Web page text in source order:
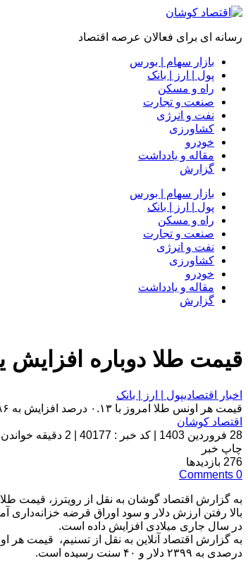
رسانه ای برای فعالان عرصه اقتصاد
بازار سهام | بورس
پول | ارز | بانک
راه و مسکن
صنعت و تجارت
نفت و انرژی
کشاورزی
خودرو
مقاله و یادداشت
گزارش
بازار سهام | بورس
پول | ارز | بانک
راه و مسکن
صنعت و تجارت
نفت و انرژی
کشاورزی
خودرو
مقاله و یادداشت
گزارش
قیمت طلا دوباره افزایش
اخبار اقتصادیپول | ارز | بانک
قیمت هر اونس طلا امروز با ۰.۱۳ درصد افزایش به ۲۳۸۶ دلار و ۳۲ سنت رسید.
اقتصاد کوشان
28 فروردین 1403
کد خبر : 40177
2 دقیقه خواندن
چاپ خبر
276 بازدیدها
0
Comments
به گزارش اقتصاد گوشان به نقل از رویترز، قیمت
بالا رفتن ارزش دلار و سود اوراق قرضه خزانه‌داری
در سال جاری میلادی افزایش داده است.
درصدی به ۲۳۹۹ دلار و ۴۰ سنت رسیده است.